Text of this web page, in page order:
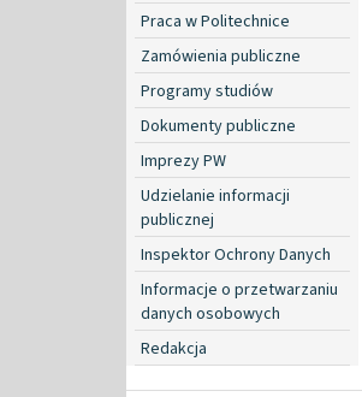
Praca w Politechnice
Zamówienia publiczne
Programy studiów
Dokumenty publiczne
Imprezy PW
Udzielanie informacji
publicznej
Inspektor Ochrony Danych
Informacje o przetwarzaniu
danych osobowych
Redakcja